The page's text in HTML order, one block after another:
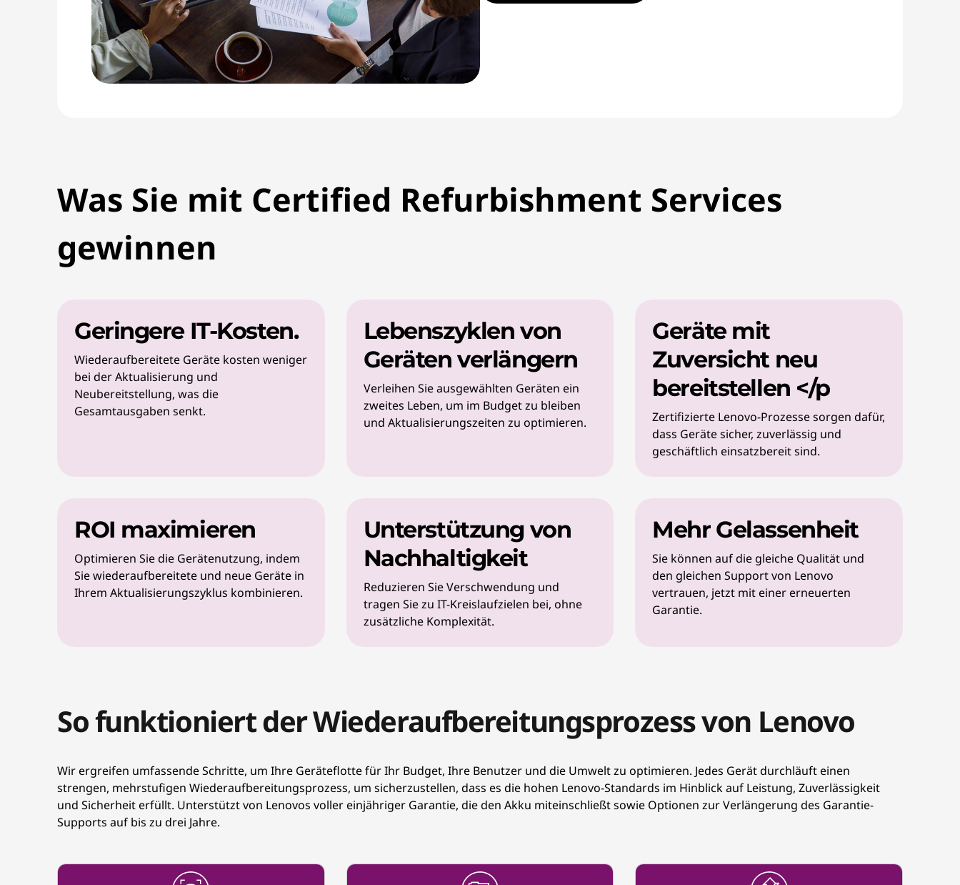
Was Sie mit Certified Refurbishment Services
gewinnen
Geringere IT-Kosten.
Wiederaufbereitete Geräte kosten weniger
bei der Aktualisierung und
Neubereitstellung, was die
Gesamtausgaben senkt.
Lebenszyklen von
Geräten verlängern
Verleihen Sie ausgewählten Geräten ein
zweites Leben, um im Budget zu bleiben
und Aktualisierungszeiten zu optimieren.
Geräte mit
Zuversicht neu
bereitstellen </p
Zertifizierte Lenovo-Prozesse sorgen dafür,
dass Geräte sicher, zuverlässig und
geschäftlich einsatzbereit sind.
ROI maximieren
Optimieren Sie die Gerätenutzung, indem
Sie wiederaufbereitete und neue Geräte in
Ihrem Aktualisierungszyklus kombinieren.
Unterstützung von
Nachhaltigkeit
Reduzieren Sie Verschwendung und
tragen Sie zu IT-Kreislaufzielen bei, ohne
zusätzliche Komplexität.
Mehr Gelassenheit
Sie können auf die gleiche Qualität und
den gleichen Support von Lenovo
vertrauen, jetzt mit einer erneuerten
Garantie.
So funktioniert der Wiederaufbereitungsprozess von Lenovo
Wir ergreifen umfassende Schritte, um Ihre Geräteflotte für Ihr Budget, Ihre Benutzer und die Umwelt zu optimieren. Jedes Gerät durchläuft einen
strengen, mehrstufigen Wiederaufbereitungsprozess, um sicherzustellen, dass es die hohen Lenovo-Standards im Hinblick auf Leistung, Zuverlässigkeit
und Sicherheit erfüllt. Unterstützt von Lenovos voller einjähriger Garantie, die den Akku miteinschließt sowie Optionen zur Verlängerung des Garantie-
Supports auf bis zu drei Jahre.